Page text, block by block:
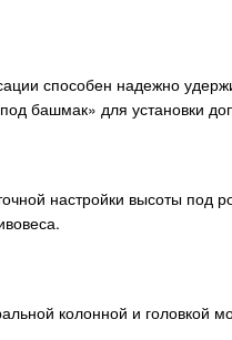
способен надежно
башмак» для установки
настройки высоты под
колонной и головкой